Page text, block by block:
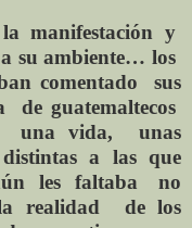
manifestación y
su ambiente… los
comentado
sus
de guatemaltecos
una vida,
unas
distintas a las que
les faltaba
no
realidad
de los